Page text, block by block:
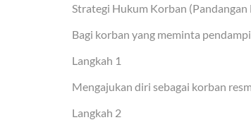
Strategi Hukum Korban (Pandangan
Bagi korban yang meminta
Langkah 1
Mengajukan diri sebagai korban
Langkah 2